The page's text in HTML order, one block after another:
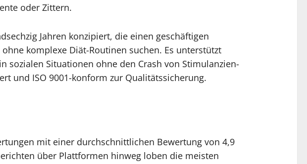
oder Zittern.
Jahren konzipiert, die einen geschäftigen
komplexe Diät-Routinen suchen. Es unterstützt
sozialen Situationen ohne den Crash von Stimulanzien-
und ISO 9001-konform zur Qualitätssicherung.
mit einer durchschnittlichen Bewertung von 4,9
über Plattformen hinweg loben die meisten